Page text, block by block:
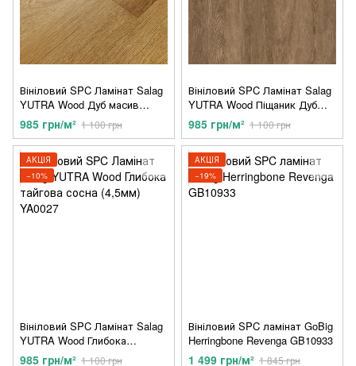
Вініловий SPC Ламінат Salag
YUTRA Wood Дуб масив
(4,5мм) YA0035
985 грн/м² 1 100 грн
Вініловий SPC Ламінат Salag
YUTRA Wood Піщаник Дуб
(4,5мм) YA0023
985 грн/м² 1 100 грн
АКЦІЯ
−10%
Вініловий SPC Ламінат Salag
YUTRA Wood Глибока
тайгова сосна (4,5мм) YA0027
985 грн/м² 1 100 грн
АКЦІЯ
−19%
Вініловий SPC ламінат GoBig
Herringbone Revenga GB10933
1 499 грн/м² 1 845 грн